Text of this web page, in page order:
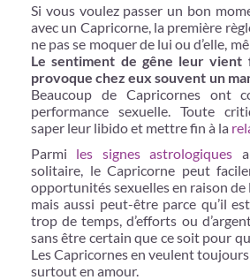
Si vous voulez passer un bon
avec un Capricorne, la première
ne pas se moquer de lui ou d’elle,
Le sentiment de gêne leur vient
provoque chez eux souvent un
Beaucoup de Capricornes ont
performance sexuelle. Toute
saper leur libido et mettre fin à la
Parmi les signes astrologiques
solitaire, le Capricorne peut
opportunités sexuelles en raison de
mais aussi peut-être parce qu’il
trop de temps, d’efforts ou
sans être certain que ce soit pour
Les Capricornes en veulent
surtout en amour.